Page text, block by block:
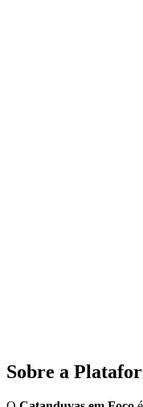
Sobre a